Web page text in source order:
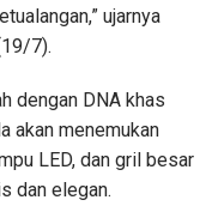
ujarnya
7).
dengan DNA khas
akan menemukan
LED, dan gril besar
dan elegan.